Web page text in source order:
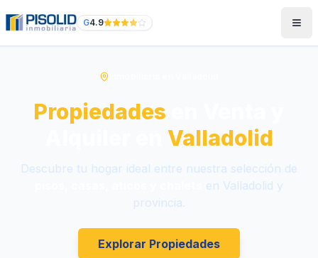
G4.9
Propiedades
Valladolid
Descubre tu hogar ideal entre nuestra selección de
en Valladolid y
provincia.
Explorar Propiedades